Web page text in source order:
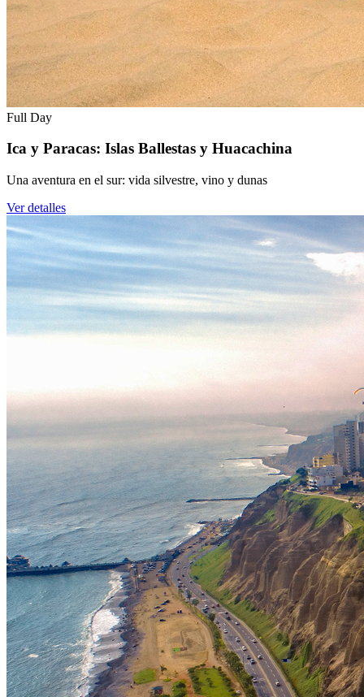
Full Day
Ica y Paracas: Islas Ballestas y Huacachina
Una aventura en el sur: vida silvestre, vino y dunas
Ver detalles